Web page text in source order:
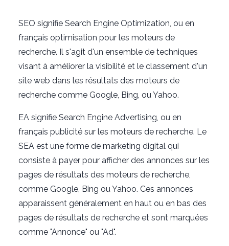
SEO signifie Search Engine Optimization, ou en
français optimisation pour les moteurs de
recherche. Il s'agit d'un ensemble de techniques
visant à améliorer la visibilité et le classement d'un
site web dans les résultats des moteurs de
recherche comme Google, Bing, ou Yahoo.
EA signifie Search Engine Advertising, ou en
français publicité sur les moteurs de recherche. Le
SEA est une forme de marketing digital qui
consiste à payer pour afficher des annonces sur les
pages de résultats des moteurs de recherche,
comme Google, Bing ou Yahoo. Ces annonces
apparaissent généralement en haut ou en bas des
pages de résultats de recherche et sont marquées
comme "Annonce" ou "Ad".